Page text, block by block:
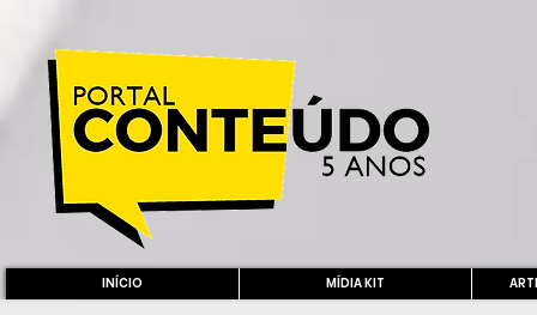
INÍCIO MÍDIA KIT